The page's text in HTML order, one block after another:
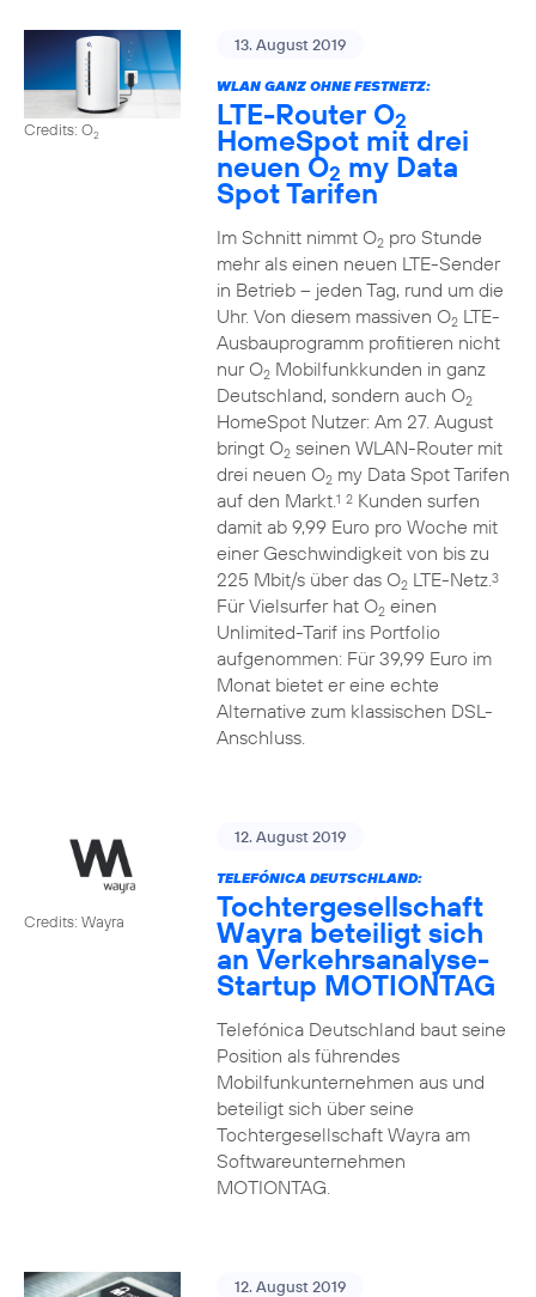
Credits: O2
13. August 2019
WLAN GANZ OHNE FESTNETZ:
LTE-Router O2
HomeSpot mit drei
neuen O2 my Data
Spot Tarifen
Im Schnitt nimmt O2pro Stunde
mehr als einen neuen LTE-Sender
in Betrieb – jeden Tag, rund um die
Uhr. Von diesem massiven O2LTE-
Ausbauprogramm profitieren nicht
nur O2Mobilfunkkunden in ganz
Deutschland, sondern auch O2
HomeSpot Nutzer: Am 27. August
bringt O2seinen WLAN-Router mit
drei neuen O2my Data Spot Tarifen
auf den Markt.1 2Kunden surfen
damit ab 9,99 Euro pro Woche mit
einer Geschwindigkeit von bis zu
225 Mbit/s über das O2LTE-Netz.3
Für Vielsurfer hat O2einen
Unlimited-Tarif ins Portfolio
aufgenommen: Für 39,99 Euro im
Monat bietet er eine echte
Alternative zum klassischen DSL-
Anschluss.
Credits: Wayra
12. August 2019
TELEFÓNICA DEUTSCHLAND:
Tochtergesellschaft
Wayra beteiligt sich
an Verkehrsanalyse-
Startup MOTIONTAG
Telefónica Deutschland baut seine
Position als führendes
Mobilfunkunternehmen aus und
beteiligt sich über seine
Tochtergesellschaft Wayra am
Softwareunternehmen
MOTIONTAG.
12. August 2019